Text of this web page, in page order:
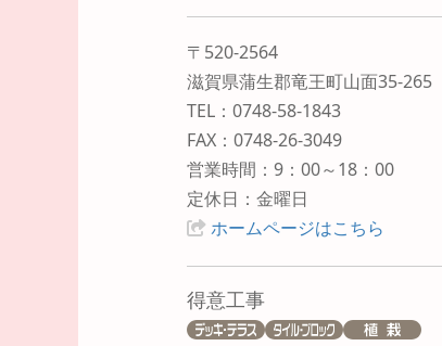
〒520-2564
滋賀県蒲生郡竜王町山面35-265
TEL：0748-58-1843
FAX：0748-26-3049
営業時間：9：00～18：00
定休日：金曜日
ホームページはこちら
得意工事